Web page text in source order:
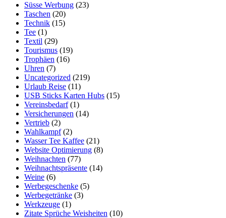
Süsse Werbung (23)
Taschen (20)
Technik (15)
Tee (1)
Textil (29)
Tourismus (19)
Trophäen (16)
Uhren (7)
Uncategorized (219)
Urlaub Reise (11)
USB Sticks Karten Hubs (15)
Vereinsbedarf(1)
Versicherungen (14)
Vertrieb (2)
Wahlkampf(2)
Wasser Tee Kaffee (21)
Website Optimierung (8)
Weihnachten (77)
Weihnachtspräsente (14)
Weine (6)
Werbegeschenke (5)
Werbegetränke (3)
Werkzeuge (1)
Zitate Sprüche Weisheiten (10)